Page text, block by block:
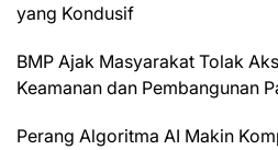
yang Kondusif
BMP Ajak Masyarakat Tolak
Keamanan dan Pembangunan
Perang Algoritma AI Makin